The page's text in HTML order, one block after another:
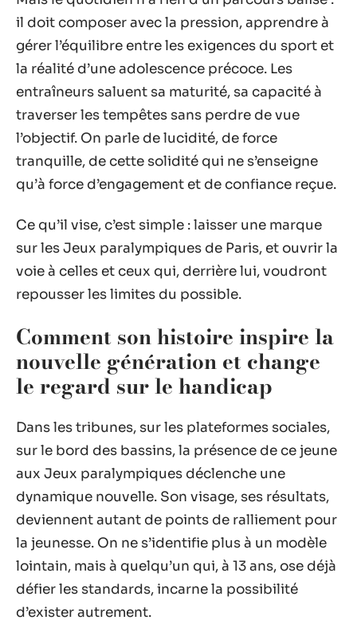
il doit composer avec la pression, apprendre à
gérer l’équilibre entre les exigences du sport et
la réalité d’une adolescence précoce. Les
entraîneurs saluent sa maturité, sa capacité à
traverser les tempêtes sans perdre de vue
l’objectif. On parle de lucidité, de force
tranquille, de cette solidité qui ne s’enseigne
qu’à force d’engagement et de confiance reçue.
Ce qu’il vise, c’est simple : laisser une marque
sur les Jeux paralympiques de Paris, et ouvrir la
voie à celles et ceux qui, derrière lui, voudront
repousser les limites du possible.
Comment son histoire inspire la
nouvelle génération et change
le regard sur le handicap
Dans les tribunes, sur les plateformes sociales,
sur le bord des bassins, la présence de ce jeune
aux Jeux paralympiques déclenche une
dynamique nouvelle. Son visage, ses résultats,
deviennent autant de points de ralliement pour
la jeunesse. On ne s’identifie plus à un modèle
lointain, mais à quelqu’un qui, à 13 ans, ose déjà
défier les standards, incarne la possibilité
d’exister autrement.